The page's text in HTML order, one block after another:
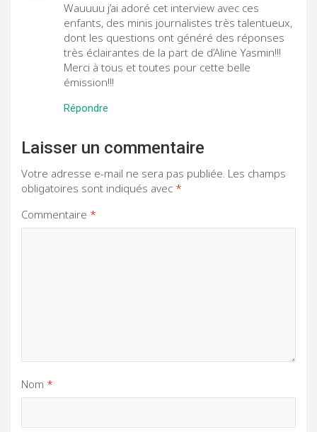
Wauuuu j’ai adoré cet interview avec ces
enfants, des minis journalistes très talentueux,
dont les questions ont généré des réponses
très éclairantes de la part de d’Aline Yasmin!!!
Merci à tous et toutes pour cette belle
émission!!!
Répondre
Laisser un commentaire
Votre adresse e-mail ne sera pas publiée. Les champs
obligatoires sont indiqués avec *
Commentaire *
Nom *